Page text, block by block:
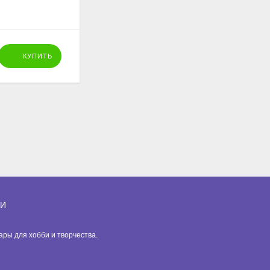
КУПИТЬ
для хобби и творчества.